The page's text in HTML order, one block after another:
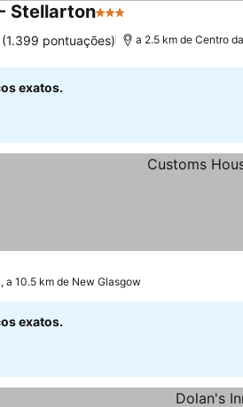
Stellarton3 Estrelas
(1.399 pontuações) a 2.5 km de Centro
exatos.
a 10.5 km de New Glasgow
exatos.